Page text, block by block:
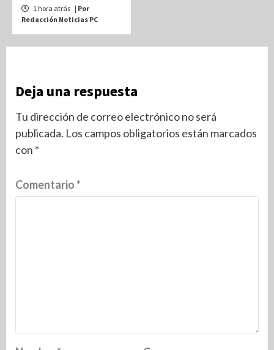
1 hora atrás | Por
Redacción Noticias PC
Deja una respuesta
Tu dirección de correo electrónico no será
publicada. Los campos obligatorios están marcados
con *
Comentario*